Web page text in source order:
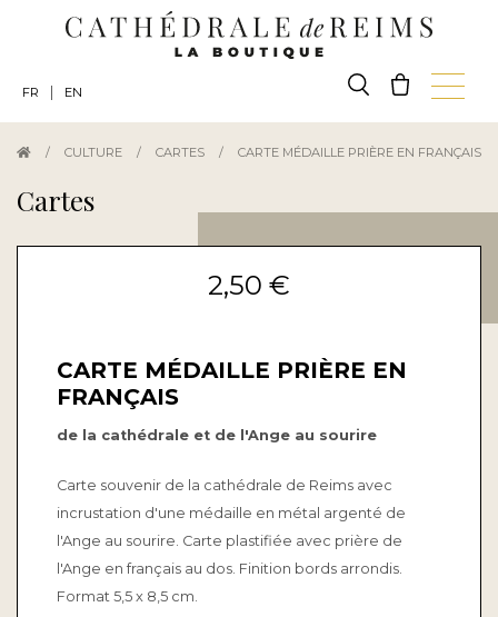
/ CULTURE / CARTES / CARTE MÉDAILLE PRIÈRE EN FRANÇAIS
Cartes
2,50 €
CARTE MÉDAILLE PRIÈRE EN
FRANÇAIS
de la cathédrale et de l'Ange au sourire
Carte souvenir de la cathédrale de Reims avec
incrustation d'une médaille en métal argenté de
l'Ange au sourire. Carte plastifiée avec prière de
l'Ange en français au dos. Finition bords arrondis.
Format 5,5 x 8,5 cm.
FR EN